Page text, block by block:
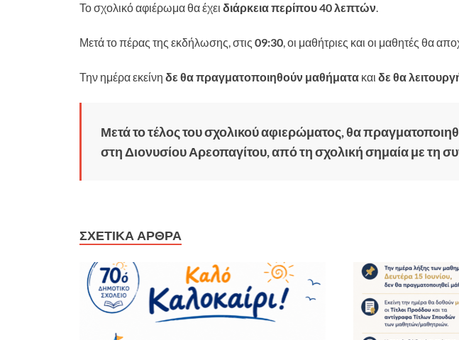
Το σχολικό αφιέρωμα θα έχει διάρκεια περίπου 40 λεπτών.
Μετά το πέρας της εκδήλωσης, στις 09:30, οι μαθήτριες και οι μαθητές θα
Την ημέρα εκείνη δε θα πραγματοποιηθούν μαθήματα και δε θα
Μετά το τέλος του σχολικού αφιερώματος, θα
στη Διονυσίου Αρεοπαγίτου, από τη σχολική σημαία με τη
ΣΧΕΤΙΚΑ ΑΡΘΡΑ